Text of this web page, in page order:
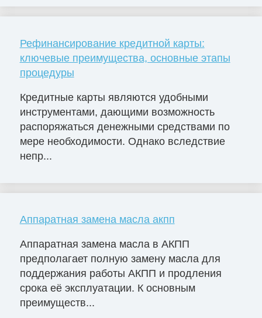
Рефинансирование кредитной карты:
ключевые преимущества, основные этапы
процедуры
Кредитные карты являются удобными
инструментами, дающими возможность
распоряжаться денежными средствами по
мере необходимости. Однако вследствие
непр...
Аппаратная замена масла акпп
Аппаратная замена масла в АКПП
предполагает полную замену масла для
поддержания работы АКПП и продления
срока её эксплуатации. К основным
преимуществ...